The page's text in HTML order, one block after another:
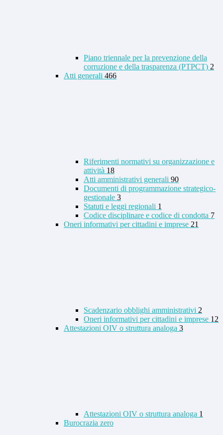
Piano triennale per la prevenzione della
corruzione e della trasparenza (PTPCT) 2
Atti generali 466
Riferimenti normativi su organizzazione e
attività 18
Atti amministrativi generali 90
Documenti di programmazione strategico-
gestionale 3
Statuti e leggi regionali 1
Codice disciplinare e codice di condotta 7
Oneri informativi per cittadini e imprese 21
Scadenzario obblighi amministrativi 2
Oneri informativi per cittadini e imprese 12
Attestazioni OIV o struttura analoga 3
Attestazioni OIV o struttura analoga 1
Burocrazia zero